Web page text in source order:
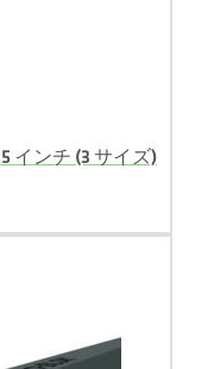
インチ (3 サイズ)